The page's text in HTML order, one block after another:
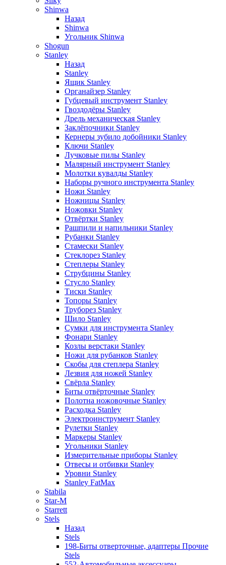
Shinwa
Назад
Shinwa
Угольник Shinwa
Shogun
Stanley
Назад
Stanley
Ящик Stanley
Органайзер Stanley
Губцевый инструмент Stanley
Гвоздодёры Stanley
Дрель механическая Stanley
Заклёпочники Stanley
Кернеры зубило добойники Stanley
Ключи Stanley
Лучковые пилы Stanley
Малярный инструмент Stanley
Молотки кувалды Stanley
Наборы ручного инструмента Stanley
Ножи Stanley
Ножницы Stanley
Ножовки Stanley
Отвёртки Stanley
Рашпили и напильники Stanley
Рубанки Stanley
Стамески Stanley
Стеклорез Stanley
Степлеры Stanley
Струбцины Stanley
Стусло Stanley
Тиски Stanley
Топоры Stanley
Труборез Stanley
Шило Stanley
Сумки для инструмента Stanley
Фонари Stanley
Козлы верстаки Stanley
Ножи для рубанков Stanley
Скобы для степлера Stanley
Лезвия для ножей Stanley
Свёрла Stanley
Биты отвёрточные Stanley
Полотна ножовочные Stanley
Расходка Stanley
Электроинструмент Stanley
Рулетки Stanley
Маркеры Stanley
Угольники Stanley
Измерительные приборы Stanley
Отвесы и отбивки Stanley
Уровни Stanley
Stanley FatMax
Stabila
Star-M
Starrett
Stels
Назад
Stels
198-Биты отверточные, адаптеры Прочие
Stels